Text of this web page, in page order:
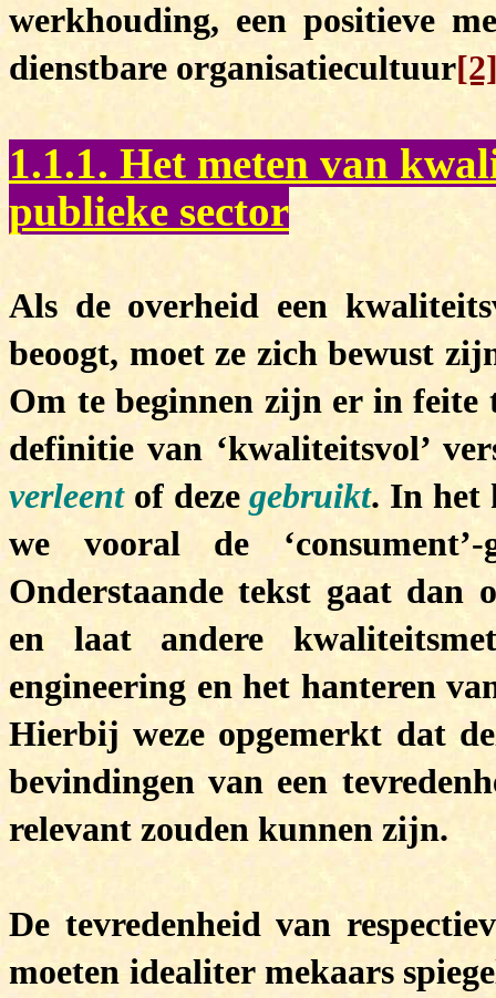
werkhouding, een positieve
dienstbare organisatiecultuur
1.1.1. Het meten van
publieke sector
Als de overheid een
beoogt, moet ze zich bewust
Om te beginnen zijn er in feite
definitie van ‘kwaliteitsvol’
verleentof dezegebruikt. In het
we vooral de
Onderstaande tekst gaat dan
en laat andere
engineering en het hanteren
Hierbij weze opgemerkt dat
bevindingen van een
relevant zouden kunnen zijn.
De tevredenheid van
moeten idealiter mekaars